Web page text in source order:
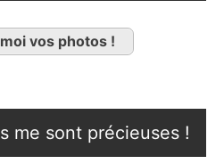
vos photos !
me sont précieuses !